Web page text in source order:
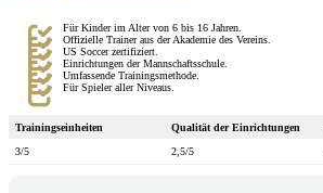
Für Kinder im Alter von 6 bis 16 Jahren.
Offizielle Trainer aus der Akademie des Vereins.
US Soccer zertifiziert.
Einrichtungen der Mannschaftsschule.
Umfassende Trainingsmethode.
Für Spieler aller Niveaus.
Trainingseinheiten Qualität der Einrichtungen
3/5
2,5/5